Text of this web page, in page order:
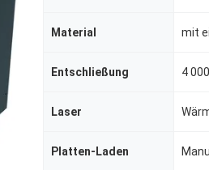
Material mit
Entschließung 4
Laser
Platten-Laden